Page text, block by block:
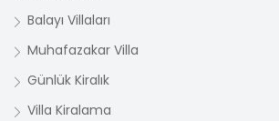
Balayı Villaları
Muhafazakar Villa
Günlük Kiralık
Villa Kiralama